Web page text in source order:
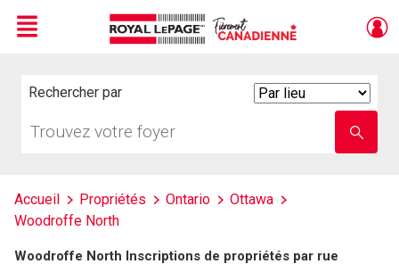
Menu
Rechercher par
votre
nom
Accueil Propriétés Ontario
Ottawa
Woodroffe North
Woodroffe North Inscriptions de propriétés par rue